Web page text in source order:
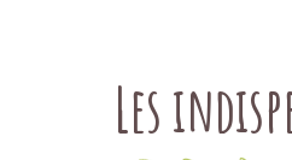
Les